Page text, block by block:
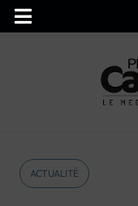
ACTUALITÉ